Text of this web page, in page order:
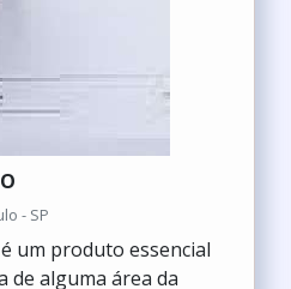
- SP
um produto essencial
de alguma área da